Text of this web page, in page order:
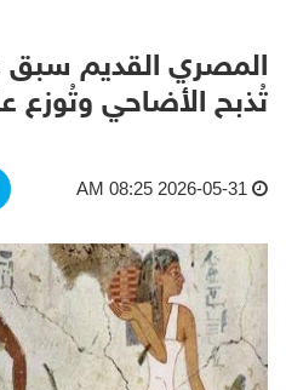
المصري القديم
تُذبح الأضاحي وتُوزع
2026-05-31 08:25 AM